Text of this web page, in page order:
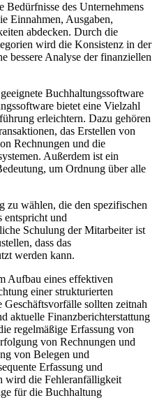
Bedürfnisse des Unternehmens
Einnahmen, Ausgaben,
abdecken. Durch die
wird die Konsistenz in der
bessere Analyse der finanziellen
Buchhaltungssoftware
bietet eine Vielzahl
erleichtern. Dazu gehören
das Erstellen von
Rechnungen und die
Außerdem ist ein
um Ordnung über alle
zu wählen, die den spezifischen
entspricht und
Schulung der Mitarbeiter ist
dass das
werden kann.
Aufbau eines effektiven
einer strukturierten
sollten zeitnah
aktuelle Finanzberichterstattung
regelmäßige Erfassung von
von Rechnungen und
von Belegen und
Erfassung und
wird die Fehleranfälligkeit
für die Buchhaltung